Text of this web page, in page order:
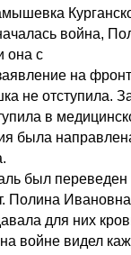
война,
она с
на
не отступила.
в
была
был
Полина
для них
войне видел